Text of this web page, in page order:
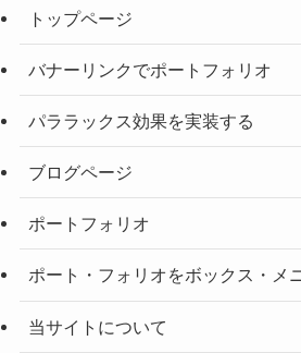
トップページ
バナーリンクでポートフォリオ
パララックス効果を実装する
ブログページ
ポートフォリオ
ポート・フォリオをボックス・メ
当サイトについて